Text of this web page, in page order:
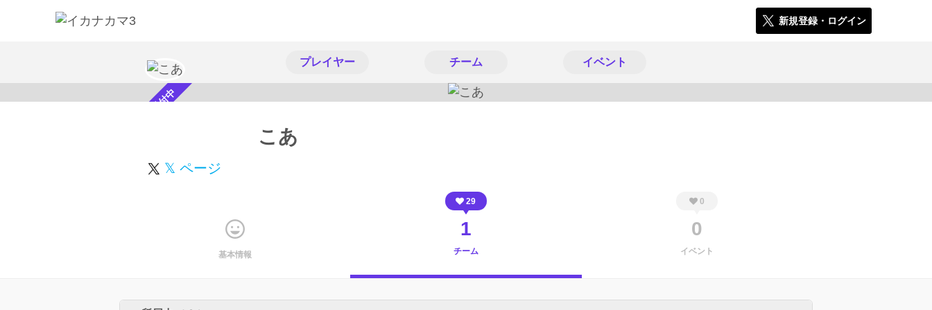
新規登録・ログイン
プレイヤー チーム イベント
スカウト受付中 こあ
𝕏 ページ
基本情報
29
1
チーム
0
0
イベント